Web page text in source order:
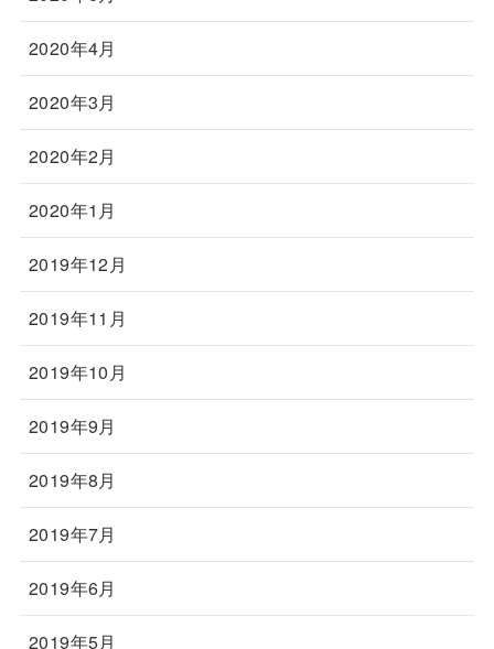
2020年4月
2020年3月
2020年2月
2020年1月
2019年12月
2019年11月
2019年10月
2019年9月
2019年8月
2019年7月
2019年6月
2019年5月